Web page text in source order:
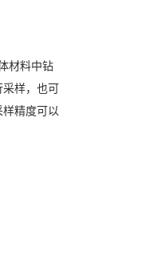
材料中钻
样，也可
精度可以